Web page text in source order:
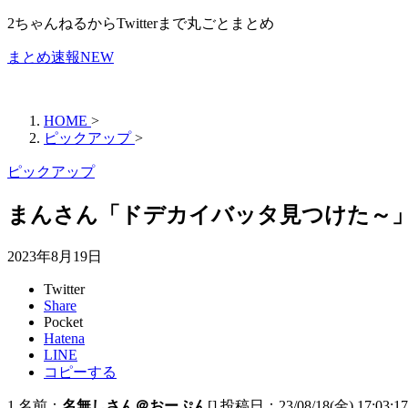
2ちゃんねるからTwitterまで丸ごとまとめ
まとめ速報NEW
HOME >
ピックアップ >
ピックアップ
まんさん「ドデカイバッタ見つけた～
2023年8月19日
Twitter
Share
Pocket
Hatena
LINE
コピーする